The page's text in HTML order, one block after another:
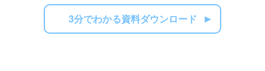
3分でわかる資料ダウンロード